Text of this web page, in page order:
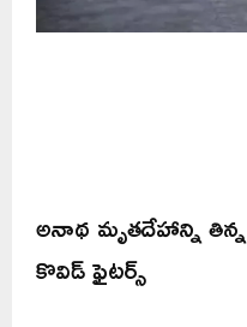
అనాథ మృతదేహాన్ని తిన్న
కొవిడ్ ఫైటర్స్